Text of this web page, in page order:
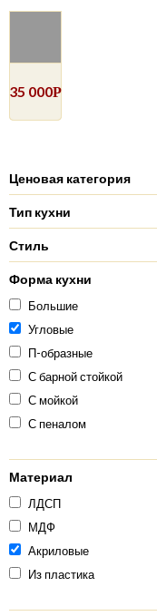
35 000Р
Ценовая категория
Тип кухни
Стиль
Форма кухни
Большие
Угловые
П-образные
С барной стойкой
С мойкой
С пеналом
Материал
ЛДСП
МДФ
Акриловые
Из пластика